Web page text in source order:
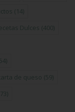
(14)
Dulces (400)
de queso (59)